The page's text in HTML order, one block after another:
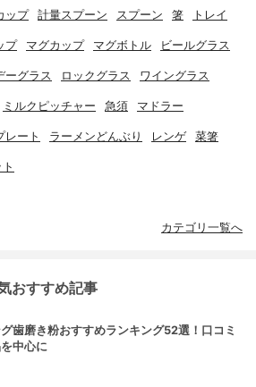
ップ 計量スプーン スプーン 箸 トレイ
プ マグカップ マグボトル ビールグラス
ーグラス ロックグラス ワイングラス
ミルクピッチャー 急須 マドラー
レート ラーメンどんぶり レンゲ 菜箸
カテゴリ一覧へ
おすすめ記事
歯磨き粉おすすめランキング52選！口コミ
中心に